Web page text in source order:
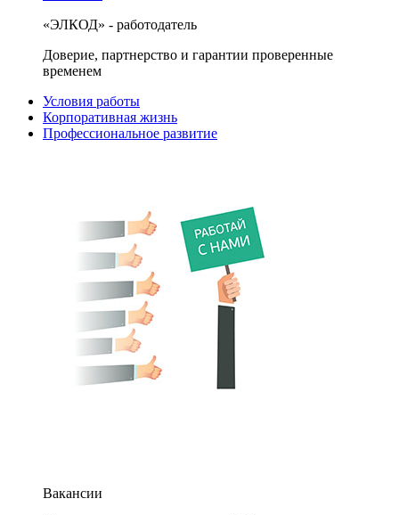
«ЭЛКОД» - работодатель
Доверие, партнерство и гарантии проверенные
временем
Условия работы
Корпоративная жизнь
Профессиональное развитие
Вакансии